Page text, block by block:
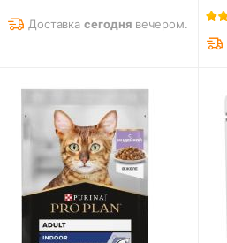
Доставкасегодня вечером.